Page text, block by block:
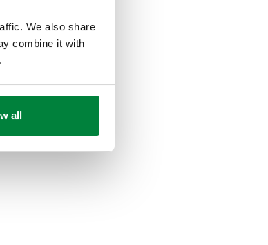
We also share
combine it with
all